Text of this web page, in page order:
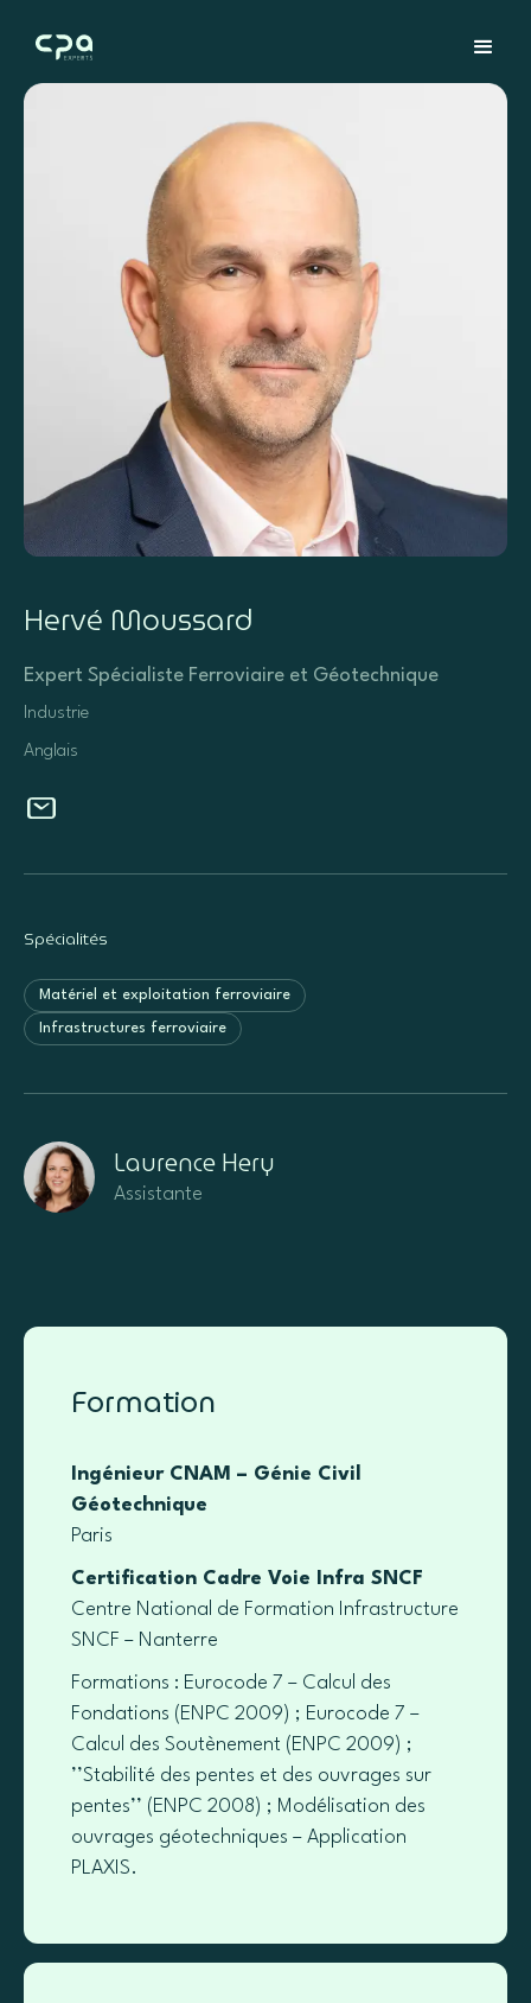
Hervé Moussard
Expert Spécialiste Ferroviaire et Géotechnique
Industrie
Anglais
Spécialités
Matériel et exploitation ferroviaire
Infrastructures ferroviaire
Laurence Hery
Assistante
Formation
Ingénieur CNAM – Génie Civil
Géotechnique
Paris
Certification Cadre Voie Infra SNCF
Centre National de Formation Infrastructure
SNCF – Nanterre
Formations : Eurocode 7 – Calcul des
Fondations (ENPC 2009) ; Eurocode 7 –
Calcul des Soutènement (ENPC 2009) ;
’’Stabilité des pentes et des ouvrages sur
pentes’’ (ENPC 2008) ; Modélisation des
ouvrages géotechniques – Application
PLAXIS.